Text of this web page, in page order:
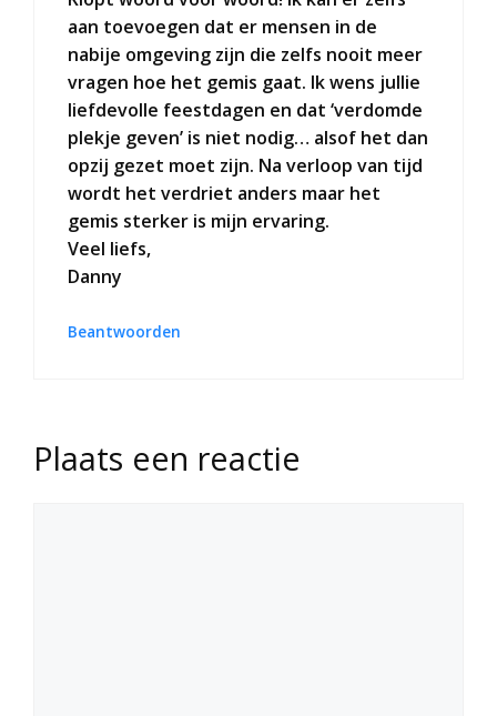
aan toevoegen dat er mensen in de
nabije omgeving zijn die zelfs nooit meer
vragen hoe het gemis gaat. Ik wens jullie
liefdevolle feestdagen en dat ‘verdomde
plekje geven’ is niet nodig… alsof het dan
opzij gezet moet zijn. Na verloop van tijd
wordt het verdriet anders maar het
gemis sterker is mijn ervaring.
Veel liefs,
Danny
Beantwoorden
Plaats een reactie